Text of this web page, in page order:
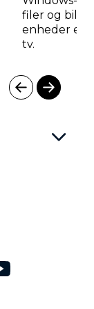
filer og
enheder
tv.